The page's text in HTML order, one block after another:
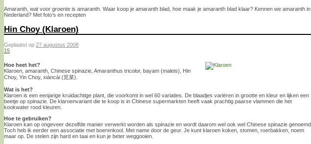
Amaranth, wat voor groente is amaranth. Waar koop je amaranth blad, hoe maak je amaranth blad klaar? Kennen we amaranth in
Nederland? Met foto’s en recepten
Hin Choy (Klaroen)
Geplaatst op 27 augustus 2008
15
Hoe heet het?
Klaroen, amaranth, Chinese spinazie, Amaranthus tricolor, bayam (maleis), Hin
Choy, Yin Choy, xiàncài (苋菜).
Wat is het?
Klaroen is een eenjarige kruidachtige plant, die voorkomt in wel 60 variaties. De blaadjes variëren in grootte en kleur en lijken een
beetje op spinazie. De klaroenvariant die te koop is in Chinese supermarkten heeft vaak prachtig paarse vlammen die het
kookwater rood kleuren.
Hoe te gebruiken?
Klaroen kan op ongeveer dezelfde manier verwerkt worden als spinazie en wordt daarom wel ook wel Chinese spinazie genoemd.
Toch heb ik eerder een associatie met boerenkool. Met name door de geur. Je kunt klaroen koken, stomen, roerbakken, noem
maar op. De stelen zijn hard en taai en kun je beter weggooien.